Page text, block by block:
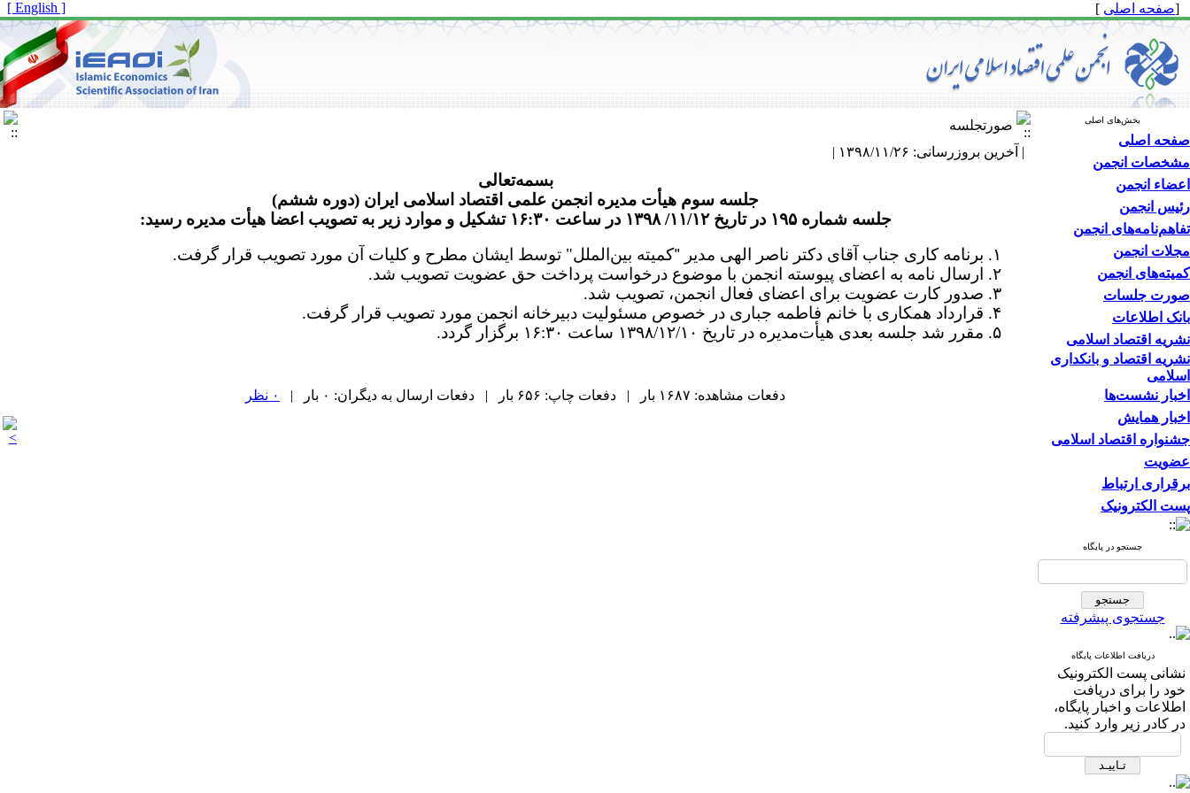
[صفحه اصلی ]
[ English ]
بخش‌های اصلی
صفحه اصلی
مشخصات انجمن
اعضاء انجمن
رئیس انجمن
تفاهم‌نامه‌های انجمن
مجلات انجمن
کمیته‌های انجمن
صورت جلسات
بانک اطلاعات
نشریه اقتصاد اسلامی
نشریه اقتصاد و بانکداری
اسلامی
اخبار نشست‌ها
اخبار همایش
جشنواره اقتصاد اسلامی
عضویت
برقراری ارتباط
پست الکترونیک
جستجو در پایگاه
جستجوی پیشرفته
دریافت اطلاعات پایگاه
نشانی پست الکترونیک
خود را برای دریافت
اطلاعات و اخبار پایگاه،
در کادر زیر وارد کنید.
صورتجلسه
| آخرین بروزرسانی: ۱۳۹۸/۱۱/۲۶ |
بسمه‌تعالی
جلسه سوم هیأت مدیره انجمن علمی اقتصاد اسلامی ایران (دوره ششم)
جلسه شماره ۱۹۵ در تاریخ ۱۱/۱۲/ ۱۳۹۸ در ساعت ۱۶:۳۰ تشکیل و موارد زیر به تصویب اعضا هیأت مدیره رسید:
"کمیته بین‌الملل" توسط ایشان مطرح و کلیات آن مورد تصویب قرار گرفت.
دفعات مشاهده: ۱۶۸۷ بار | دفعات چاپ: ۶۵۶ بار | دفعات ارسال به دیگران: ۰ بار | ۰ نظر